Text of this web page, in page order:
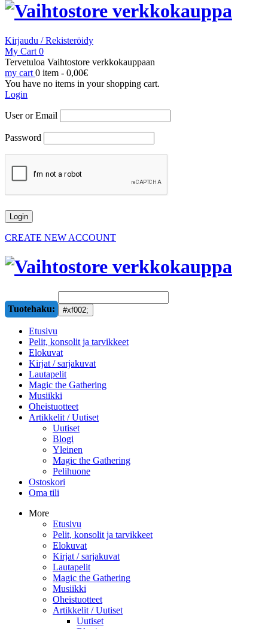
Kirjaudu / Rekisteröidy
My Cart 0
Tervetuloa Vaihtostore verkkokauppaan
my cart 0 item - 0,00€
You have no items in your shopping cart.
Login
User or Email
Password
CREATE NEW ACCOUNT
Tuotehaku:
Etusivu
Pelit, konsolit ja tarvikkeet
Elokuvat
Kirjat / sarjakuvat
Lautapelit
Magic the Gathering
Musiikki
Oheistuotteet
Artikkelit / Uutiset
Uutiset
Blogi
Yleinen
Magic the Gathering
Pelihuone
Ostoskori
Oma tili
More
Etusivu
Pelit, konsolit ja tarvikkeet
Elokuvat
Kirjat / sarjakuvat
Lautapelit
Magic the Gathering
Musiikki
Oheistuotteet
Artikkelit / Uutiset
Uutiset